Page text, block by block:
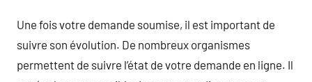
Une fois votre demande soumise, il est important de
suivre son évolution. De nombreux organismes
permettent de suivre l’état de votre demande en ligne. Il